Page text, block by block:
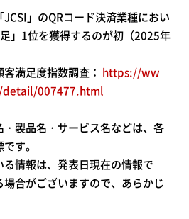
JCSI」のQRコード決済業種におい
」1位を獲得するのが初（2025年
満足度指数調査： https://ww
007477.html
製品名・サービス名などは、各
す。
情報は、発表日現在の情報で
合がございますので、あらかじ